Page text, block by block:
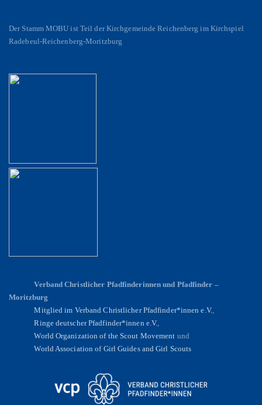
Der Stamm MOBU ist Teil der Kirchgemeinde Reichenberg im Kirchspiel
Radebeul-Reichenberg-Moritzburg
Verband Christlicher Pfadfinderinnen und Pfadfinder –
Moritzburg
Mitglied im Verband Christlicher Pfadfinder*innen e.V.
Ringe deutscher Pfadfinder*innen e.V.
World Organization of the Scout Movement und
World Association of Girl Guides and Girl Scouts